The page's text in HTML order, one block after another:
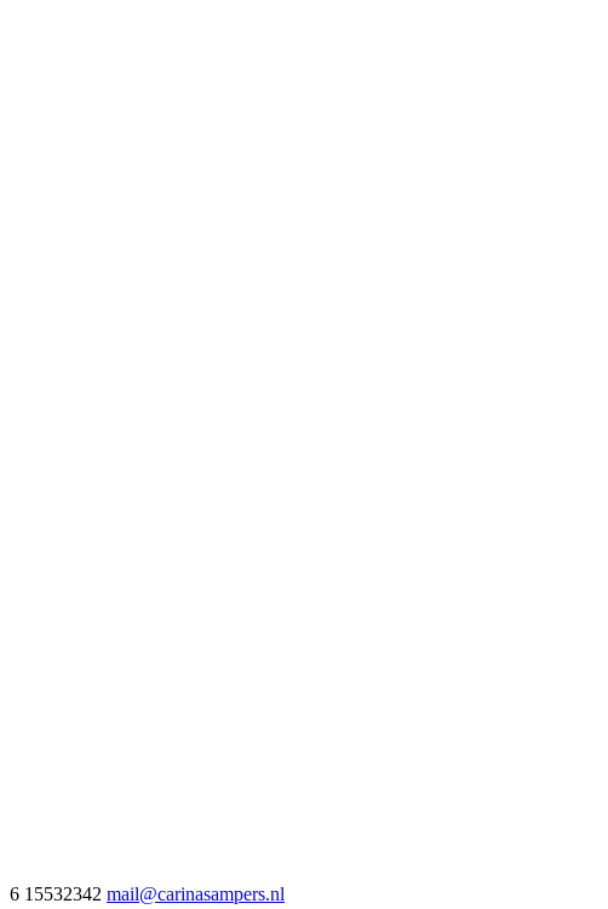
6 15532342 mail@carinasampers.nl